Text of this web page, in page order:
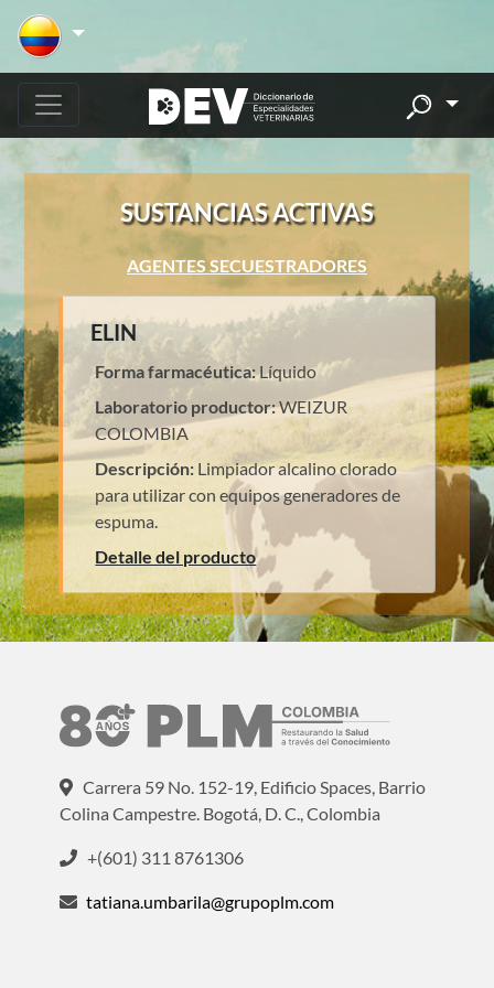
SUSTANCIAS ACTIVAS
AGENTES SECUESTRADORES
ELIN
Forma farmacéutica:Líquido
Laboratorio productor:WEIZUR
COLOMBIA
Descripción: Limpiador alcalino clorado
para utilizar con equipos generadores de
espuma.
Detalle del producto
Carrera 59 No. 152-19, Edificio Spaces, Barrio
Colina Campestre. Bogotá, D. C., Colombia
+(601) 311 8761306
tatiana.umbarila@grupoplm.com